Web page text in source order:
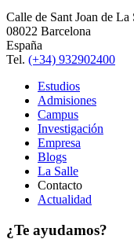
Calle de Sant Joan de La
08022 Barcelona
España
Tel. (+34) 932902400
Estudios
Admisiones
Campus
Investigación
Empresa
Blogs
La Salle
Contacto
Actualidad
¿Te ayudamos?